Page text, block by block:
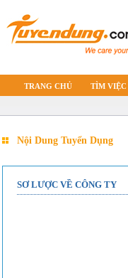
TRANG CHỦ TÌM
Nội Dung Tuyển Dụng
SƠ LƯỢC VỀ CÔNG TY